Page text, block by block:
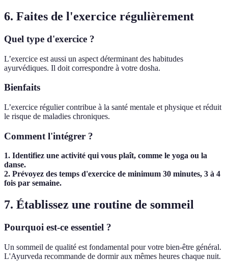
6. Faites de l'exercice régulièrement
Quel type d'exercice ?
L’exercice est aussi un aspect déterminant des habitudes
ayurvédiques. Il doit correspondre à votre dosha.
Bienfaits
L’exercice régulier contribue à la santé mentale et physique et réduit
le risque de maladies chroniques.
Comment l'intégrer ?
1. Identifiez une activité qui vous plaît, comme le yoga ou la
danse.
2. Prévoyez des temps d'exercice de minimum 30 minutes, 3 à 4
fois par semaine.
7. Établissez une routine de sommeil
Pourquoi est-ce essentiel ?
Un sommeil de qualité est fondamental pour votre bien-être général.
L'Ayurveda recommande de dormir aux mêmes heures chaque nuit.